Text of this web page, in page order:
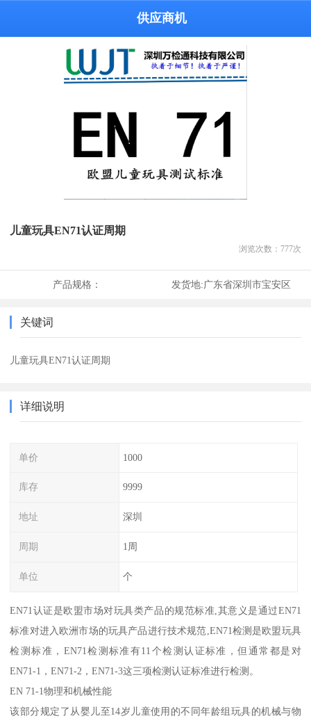
供应商机
儿童玩具EN71认证周期
浏览次数： 777次
产品规格： 发货地:广东省深圳市宝安区
关键词
儿童玩具EN71认证周期
详细说明
单价 1000
库存 9999
地址 深圳
周期 1周
单位 个
EN71认证是欧盟市场对玩具类产品的规范标准,其意义是通过EN71
标准对进入欧洲市场的玩具产品进行技术规范,EN71检测是欧盟玩具
检测标准，EN71检测标准有11个检测认证标准，但通常都是对
EN71-1，EN71-2，EN71-3这三项检测认证标准进行检测。
EN 71-1物理和机械性能
该部分规定了从婴儿至14岁儿童使用的不同年龄组玩具的机械与物